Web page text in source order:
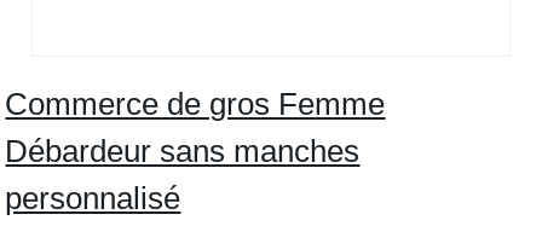
Commerce de gros Femme
Débardeur sans manches
personnalisé